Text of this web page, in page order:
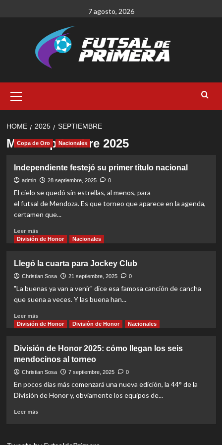
7 agosto, 2026
Menu
HOME 2025 SEPTIEMBRE
Mes:septiembre 2025
Copa de Oro Nacionales
Independiente festejó su primer título nacional
admin 28 septiembre, 2025 0
El cielo se quedó sin estrellas, al menos, para
el futsal de Mendoza. Es que torneo que aparece en la agenda,
certamen que...
Leer másRead
more
festejó
su
primer
División de Honor Nacionales
Llegó la cuarta para Jockey Club
Christian Sosa 21 septiembre, 2025 0
"La buenas ya van a venir" dice esa famosa canción de cancha
que suena a veces. Y las buena han...
Leer másRead
more
la
cuarta
para
Jockey
División de Honor División de Honor Nacionales
División de Honor 2025: cómo llegan los seis
mendocinos al torneo
Christian Sosa 7 septiembre, 2025 0
En pocos días más comenzará una nueva edición, la 44° de la
División de Honor y, obviamente los equipos de...
Leer másRead